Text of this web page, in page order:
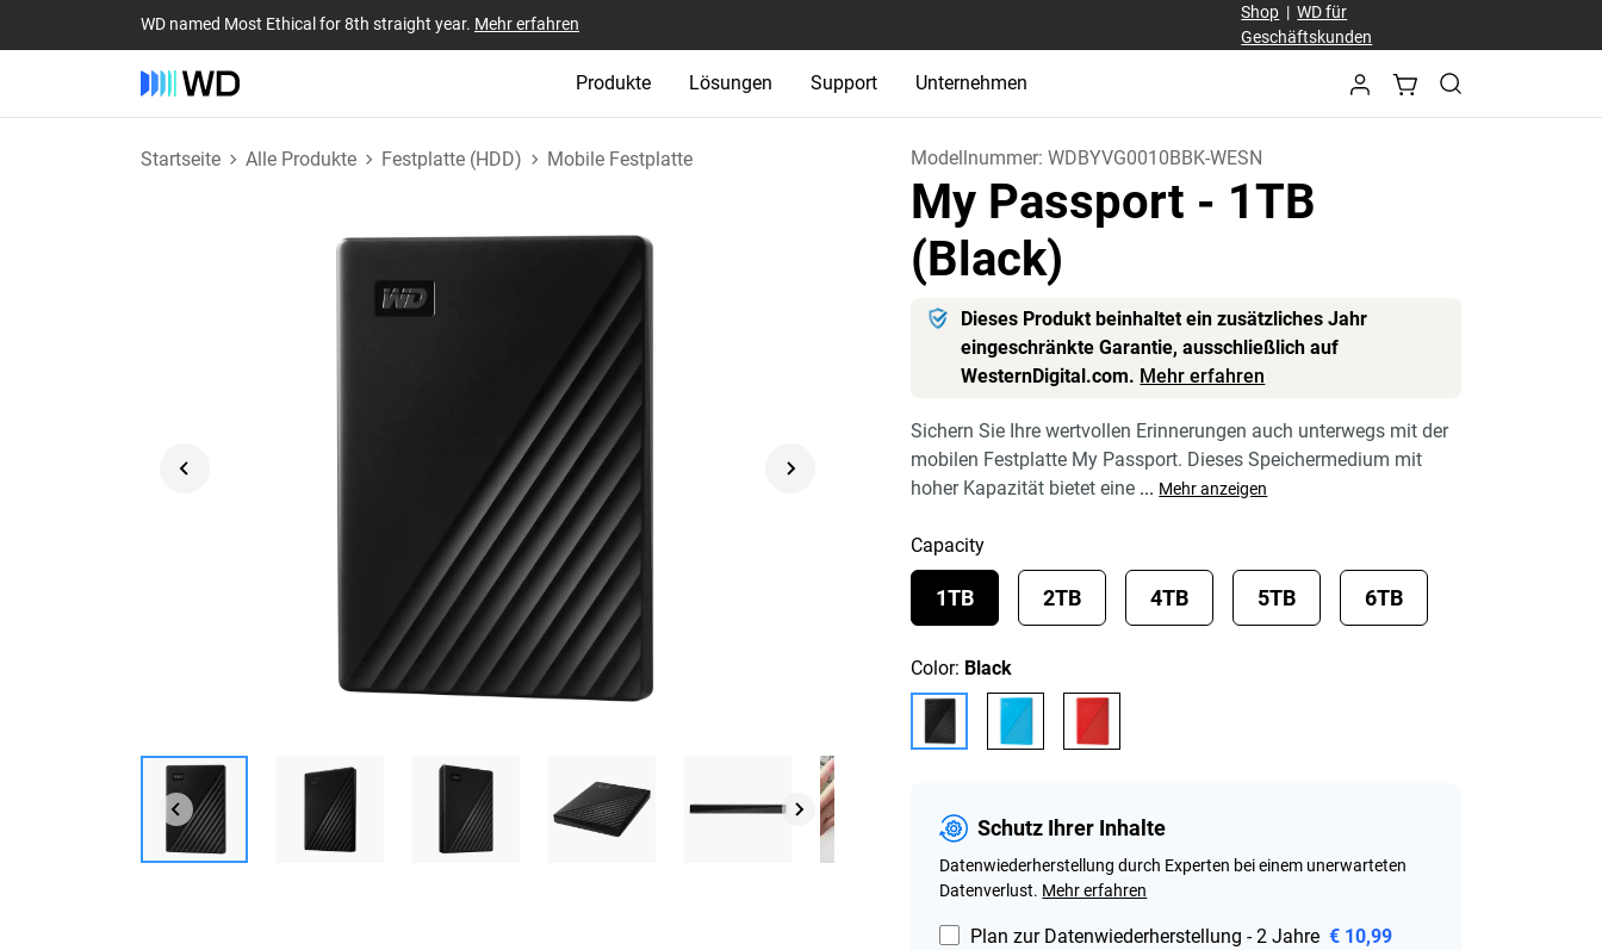
WD named Most Ethical for 8th straight year. Mehr erfahren
Shop |WD für
Geschäftskunden
Produkte Lösungen Support Unternehmen
Startseite Alle Produkte Festplatte (HDD) Mobile Festplatte Modellnummer:WDBYVG0010BBK-WESN
My Passport - 1TB
(Black)
Dieses Produkt beinhaltet ein zusätzliches Jahr
eingeschränkte Garantie, ausschließlich auf
WesternDigital.com. Mehr erfahren
Sichern Sie Ihre wertvollen Erinnerungen auch unterwegs mit der
mobilen Festplatte My Passport. Dieses Speichermedium mit
hoher Kapazität bietet eine ... Mehr anzeigen
Capacity
1TB 2TB 4TB 5TB 6TB
Color: Black
Schutz Ihrer Inhalte
Datenwiederherstellung durch Experten bei einem unerwarteten
Datenverlust. Mehr erfahren
Plan zur Datenwiederherstellung - 2 Jahre € 10,99